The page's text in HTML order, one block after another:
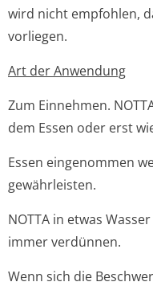
wird nicht empfohlen,
vorliegen.
Art der Anwendung
Zum Einnehmen.
dem Essen oder erst
Essen eingenommen
gewährleisten.
NOTTA in etwas
immer verdünnen.
Wenn sich die